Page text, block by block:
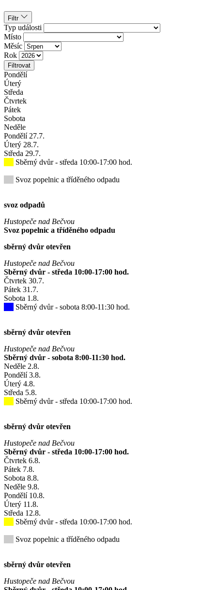
Filtr
Typ události
Místo
Měsíc
Rok
Filtrovat
Pondělí
Úterý
Středa
Čtvrtek
Pátek
Sobota
Neděle
Pondělí 27.7.
Úterý 28.7.
Středa 29.7.
Sběrný dvůr - středa 10:00-17:00 hod.
Svoz popelnic a tříděného odpadu
svoz odpadů
Hustopeče nad Bečvou
Svoz popelnic a tříděného odpadu
sběrný dvůr otevřen
Hustopeče nad Bečvou
Sběrný dvůr - středa 10:00-17:00 hod.
Čtvrtek 30.7.
Pátek 31 .7.
Sobota 1 .8.
Sběrný dvůr - sobota 8:00-11:30 hod.
sběrný dvůr otevřen
Hustopeče nad Bečvou
Sběrný dvůr - sobota 8:00-11:30 hod.
Neděle 2.8.
Pondělí3.8.
Úterý 4.8.
Středa 5.8.
Sběrný dvůr - středa 10:00-17:00 hod.
sběrný dvůr otevřen
Hustopeče nad Bečvou
Sběrný dvůr - středa 10:00-17:00 hod.
Čtvrtek 6.8.
Pátek 7.8.
Sobota 8.8.
Neděle 9.8.
Pondělí 10.8.
Úterý 11 .8.
Středa 12.8.
Sběrný dvůr - středa 10:00-17:00 hod.
Svoz popelnic a tříděného odpadu
sběrný dvůr otevřen
Hustopeče nad Bečvou